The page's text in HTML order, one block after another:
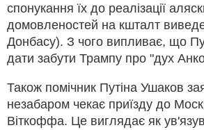
спонукання їх до реалізації
домовленостей на кшталт
Донбасу). З чого випливає, що
дати забути Трампу про "дух
Також помічник Путіна Ушаков
незабаром чекає приїзду до
Віткоффа. Це виглядає як